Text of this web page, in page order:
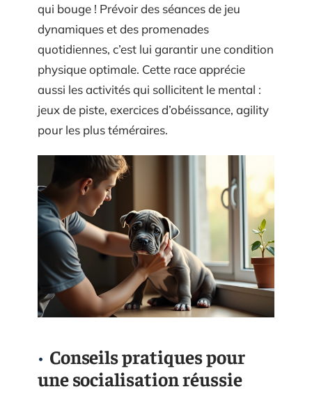
qui bouge ! Prévoir des séances de jeu
dynamiques et des promenades
quotidiennes, c’est lui garantir une condition
physique optimale. Cette race apprécie
aussi les activités qui sollicitent le mental :
jeux de piste, exercices d’obéissance, agility
pour les plus téméraires.
Conseils pratiques pour
une socialisation réussie